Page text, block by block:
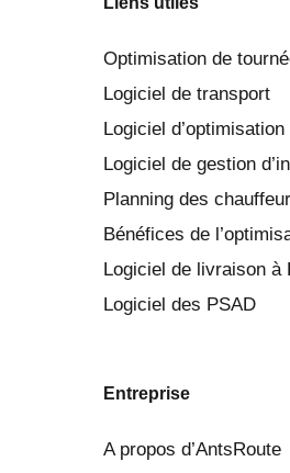
Optimisation de
Logiciel de transport
Logiciel
Logiciel de gestion
Planning des
Bénéfices de
Logiciel de livraison à
Logiciel des PSAD
Entreprise
A propos d’AntsRoute